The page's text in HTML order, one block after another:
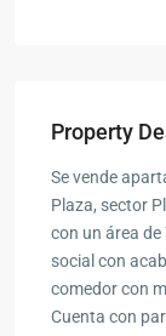
Property
Se vende
Plaza, sector
con un área
social con
comedor con
Cuenta con